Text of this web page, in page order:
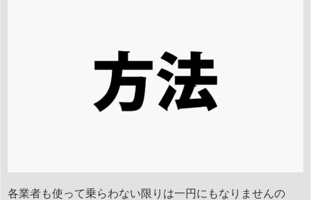
各業者も使って乗らわない限りは一円にもなりませんの